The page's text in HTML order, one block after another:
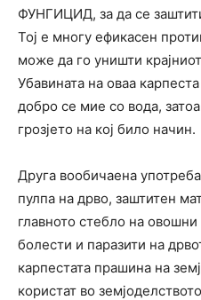
ФУНГИЦИД, за да се
Тој е многу ефикасен
може да го уништи
Убавината на оваа
добро се мие со вода,
грозјето на кој било начин.
Друга вообичаена
пулпа на дрво, заштитен
главното стебло на овошни
болести и паразити на
карпестата прашина на
користат во